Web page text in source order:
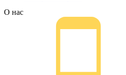
О нас